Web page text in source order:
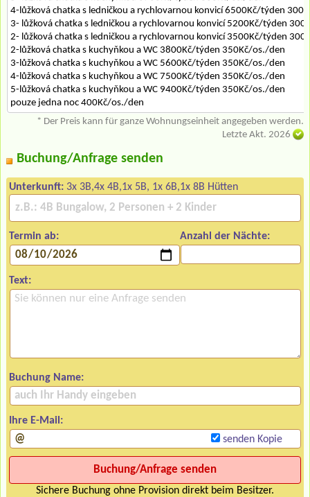
4-lůžková chatka s ledničkou a rychlovarnou konvicí 6500Kč/týden
3- lůžková chatka s ledničkou a rychlovarnou konvicí 5200Kč/týden
2- lůžková chatka s ledničkou a rychlovarnou konvicí 3500Kč/týden
2-lůžková chatka s kuchyňkou a WC 3800Kč/týden 350Kč/os./den
3-lůžková chatka s kuchyňkou a WC 5600Kč/týden 350Kč/os./den
4-lůžková chatka s kuchyňkou a WC 7500Kč/týden 350Kč/os./den
5-lůžková chatka s kuchyňkou a WC 9400Kč/týden 350Kč/os./den
pouze jedna noc 400Kč/os./den
* Der Preis kann für ganze Wohnungseinheit angegeben werden.
Letzte Akt. 2026
Buchung/Anfrage senden
Unterkunft: 3x 3B,4x 4B,1x 5B, 1x 6B,1x 8B Hütten
Termin ab: Anzahl der Nächte:
Text:
Buchung Name:
Ihre E-Mail:
senden Kopie
Sichere Buchung ohne Provision direkt beim Besitzer.